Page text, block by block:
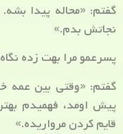
گفتم: «محاله پیدا
نجاتش بدم.»
پسرعمو مرا بهت زده
گفتم: «وقتی بین عمه
پیش اومد، فهمیدم
قایم کردن مرواریده.»